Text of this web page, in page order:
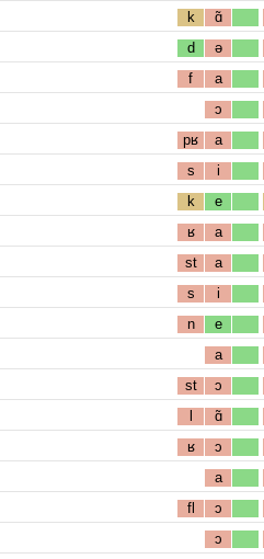
k ɑ̃
d ə
f a
ɔ
pʁ a
s i
k e
ʁ a
st a
s i
n e
a
st ɔ
l ɑ̃
ʁ ɔ
a
fl ɔ
ɔ